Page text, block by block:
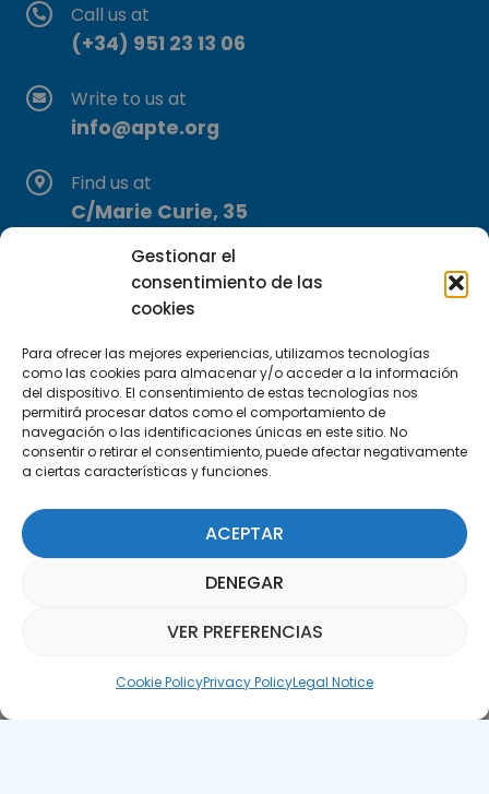
Gestionar el
consentimiento de las
cookies
Para ofrecer las mejores experiencias, utilizamos tecnologías
como las cookies para almacenar y/o acceder a la información
del dispositivo. El consentimiento de estas tecnologías nos
permitirá procesar datos como el comportamiento de
navegación o las identificaciones únicas en este sitio. No
consentir o retirar el consentimiento, puede afectar negativamente
a ciertas características y funciones.
ACEPTAR
DENEGAR
VER PREFERENCIAS
Cookie PolicyPrivacy PolicyLegal Notice
Call us at
(+34) 951 23 13 06
Write to us at
info@apte.org
Find us at
C/Marie Curie, 35
Subscribe to our Newsletter
SUBSCRIBE HERE